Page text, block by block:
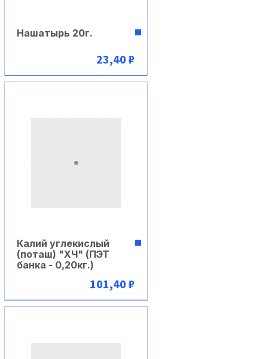
В корзину
Нашатырь 20г.
23,40 ₽
В корзину
Калий углекислый
(поташ) "XЧ" (ПЭТ
банка - 0,20кг.)
101,40 ₽